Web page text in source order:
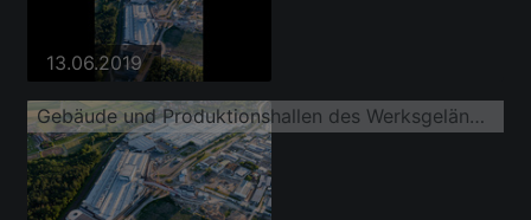
13.06.2019
Gebäude und Produktionshallen des Werksgelände der SEW-EURODRIVE GmbH & Co KG